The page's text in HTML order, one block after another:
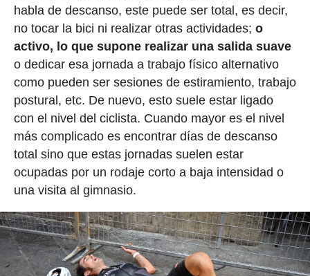
habla de descanso, este puede ser total, es decir,
no tocar la bici ni realizar otras actividades; o
activo, lo que supone realizar una salida suave
o dedicar esa jornada a trabajo físico alternativo
como pueden ser sesiones de estiramiento, trabajo
postural, etc. De nuevo, esto suele estar ligado
con el nivel del ciclista. Cuando mayor es el nivel
más complicado es encontrar días de descanso
total sino que estas jornadas suelen estar
ocupadas por un rodaje corto a baja intensidad o
una visita al gimnasio.